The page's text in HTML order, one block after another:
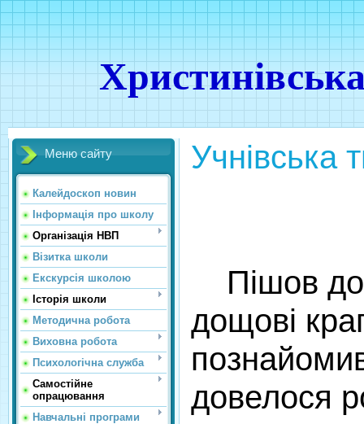
Меню сайту
Калейдоскоп новин
Інформація про школу
Організація НВП
Візитка школи
Екскурсія школою
Історія школи
Методична робота
Виховна робота
Психологічна служба
Самостійне
опрацювання
Навчальні програми
Учнівська
Пішов
дощові
довелося